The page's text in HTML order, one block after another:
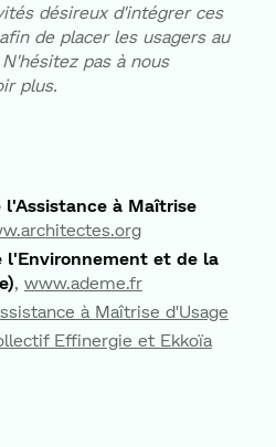
désireux d'intégrer ces
de placer les usagers au
pas à nous
plus.
l'Assistance à Maîtrise
l'Environnement et de la
, www.ademe.fr
à Maîtrise d'Usage
Effinergie et Ekkoïa